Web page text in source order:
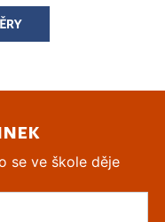
se ve škole děje